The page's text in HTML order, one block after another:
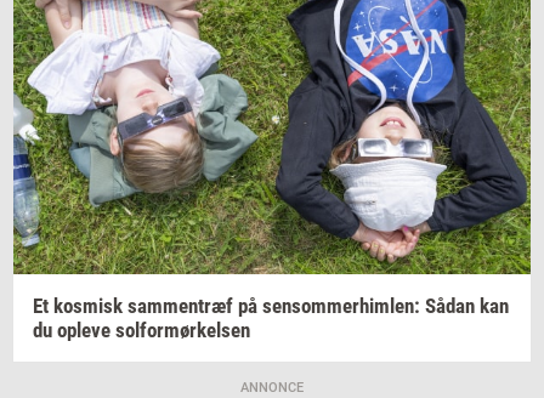
Et kos­misk sam­men­træf på sen­som­mer­him­len: Sådan kan
du op­le­ve sol­for­mør­kel­sen
ANNONCE